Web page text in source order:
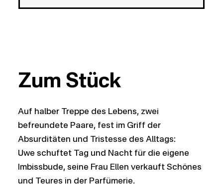
Zum Stück
Auf halber Treppe des Lebens, zwei
befreundete Paare, fest im Griff der
Absurditäten und Tristesse des Alltags:
Uwe schuftet Tag und Nacht für die eigene
Imbissbude, seine Frau Ellen verkauft Schönes
und Teures in der Parfümerie.